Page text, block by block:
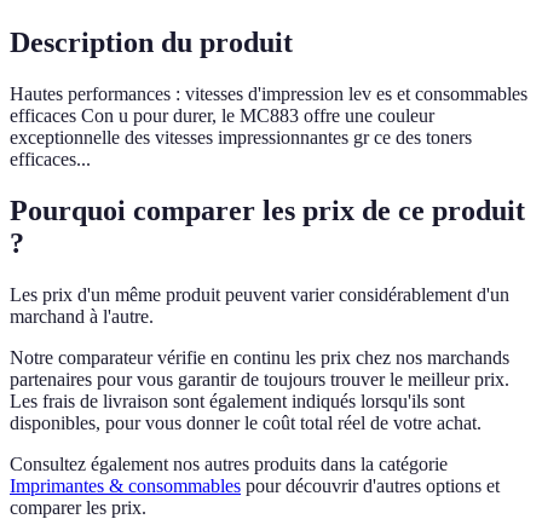
Description du produit
Hautes performances : vitesses d'impression lev es et consommables
efficaces Con u pour durer, le MC883 offre une couleur
exceptionnelle des vitesses impressionnantes gr ce des toners
efficaces...
Pourquoi comparer les prix de ce produit
?
Les prix d'un même produit peuvent varier considérablement d'un
marchand à l'autre.
Notre comparateur vérifie en continu les prix chez nos marchands
partenaires pour vous garantir de toujours trouver le meilleur prix.
Les frais de livraison sont également indiqués lorsqu'ils sont
disponibles, pour vous donner le coût total réel de votre achat.
Consultez également nos autres produits dans la catégorie
Imprimantes & consommables pour découvrir d'autres options et
comparer les prix.